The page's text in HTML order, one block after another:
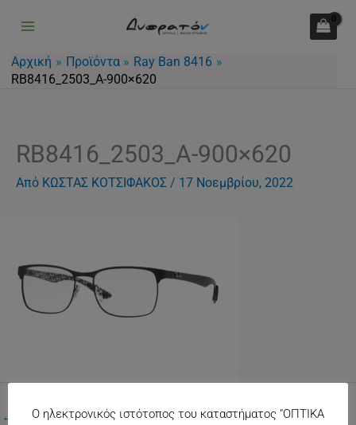
περιεχόμενο
Αρχική Προϊόντα
Ray Ban 8416
RB8416_2503_A-900×620
RB8416_2503_A-900×620
Από ΚΩΣΤΑΣ ΚΟΤΣΙΦΑΚΟΣ / 17 Νοεμβρίου, 2022
← Προηγούμενο Πολυμέσα
Ο ηλεκτρονικός ιστότοπος του καταστήματος "ΟΠΤΙΚΑ